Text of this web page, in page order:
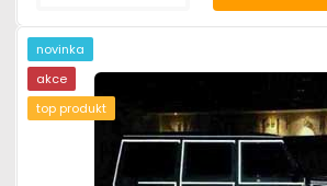
novinka
akce
top produkt